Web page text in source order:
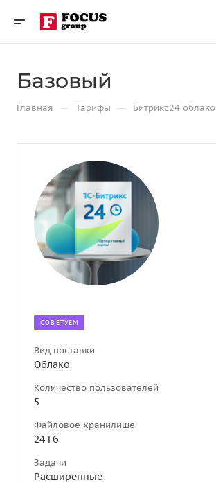
Базовый
Главная — Тарифы — Битрикс24 облако
CОВЕТУЕМ
Вид поставки
Облако
Количество пользователей
5
Файловое хранилище
24 Гб
Задачи
Расширенные